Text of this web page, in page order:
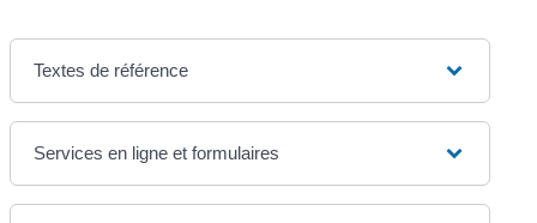
Textes de référence
Services en ligne et formulaires